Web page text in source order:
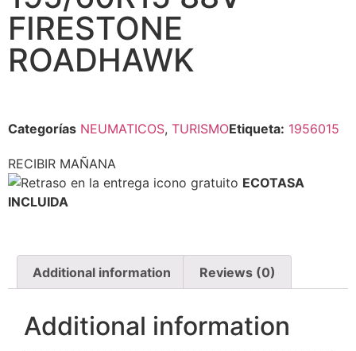
FIRESTONE
ROADHAWK
Categorías NEUMATICOS, TURISMOEtiqueta: 1956015
RECIBIR MAÑANA
ECOTASA
INCLUIDA
Additional information Reviews (0)
Additional information